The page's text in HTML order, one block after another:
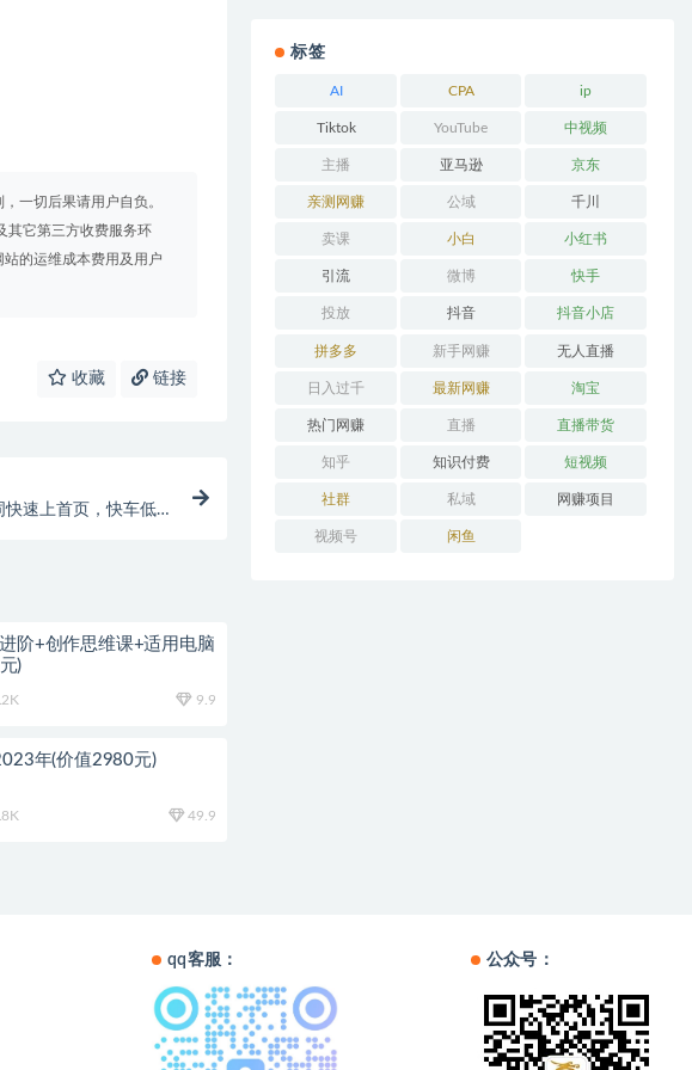
一切后果请用户自负。
其它第三方收费服务环
的运维成本费用及用户
收藏 链接
速上首页，快车低价
阶+创作思维课+适用电脑
)
9.9
年(价值2980元)
49.9
标签
AI CPA ip
Tiktok YouTube 中视频
主播 亚马逊 京东
亲测网赚 公域 千川
卖课 小白 小红书
引流 微博 快手
投放 抖音 抖音小店
拼多多 新手网赚 无人直播
日入过千 最新网赚 淘宝
热门网赚 直播 直播带货
知乎 知识付费 短视频
社群 私域 网赚项目
视频号 闲鱼
qq客服： 公众号：